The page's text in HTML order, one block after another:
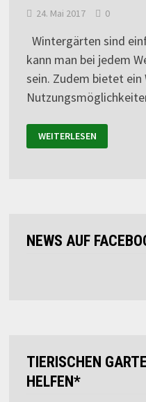
24. Mai 2017 0
Wintergärten sind
kann man bei jedem
sein. Zudem bietet
WEITERLESEN
NEWS AUF
TIERISCHEN
HELFEN*